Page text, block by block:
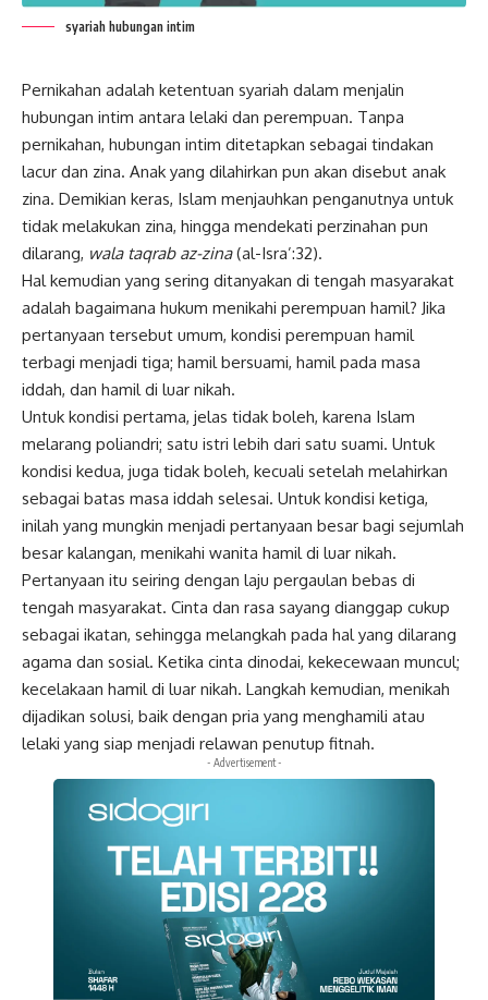
syariah hubungan intim
Pernikahan adalah ketentuan syariah dalam menjalin
hubungan intim antara lelaki dan perempuan. Tanpa
pernikahan, hubungan intim ditetapkan sebagai tindakan
lacur dan zina. Anak yang dilahirkan pun akan disebut anak
zina. Demikian keras, Islam menjauhkan penganutnya untuk
tidak melakukan zina, hingga mendekati perzinahan pun
dilarang, wala taqrab az-zina(al-Isra’:32).
Hal kemudian yang sering ditanyakan di tengah masyarakat
adalah bagaimana hukum menikahi perempuan hamil? Jika
pertanyaan tersebut umum, kondisi perempuan hamil
terbagi menjadi tiga; hamil bersuami, hamil pada masa
iddah, dan hamil di luar nikah.
Untuk kondisi pertama, jelas tidak boleh, karena Islam
melarang poliandri; satu istri lebih dari satu suami. Untuk
kondisi kedua, juga tidak boleh, kecuali setelah melahirkan
sebagai batas masa iddah selesai. Untuk kondisi ketiga,
inilah yang mungkin menjadi pertanyaan besar bagi sejumlah
besar kalangan, menikahi wanita hamil di luar nikah.
Pertanyaan itu seiring dengan laju pergaulan bebas di
tengah masyarakat. Cinta dan rasa sayang dianggap cukup
sebagai ikatan, sehingga melangkah pada hal yang dilarang
agama dan sosial. Ketika cinta dinodai, kekecewaan muncul;
kecelakaan hamil di luar nikah. Langkah kemudian, menikah
dijadikan solusi, baik dengan pria yang menghamili atau
lelaki yang siap menjadi relawan penutup fitnah.
- Advertisement -